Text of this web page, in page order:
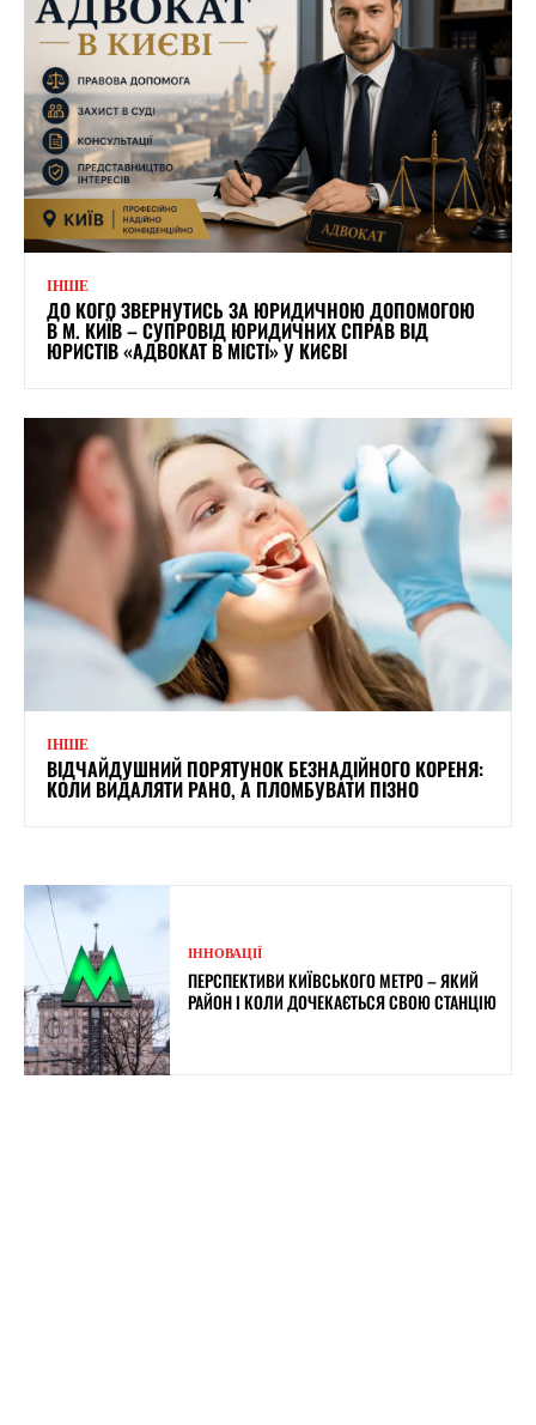
ІНШЕ
ДО КОГО ЗВЕРНУТИСЬ ЗА ЮРИДИЧНОЮ ДОПОМОГОЮ
В М. КИЇВ – СУПРОВІД ЮРИДИЧНИХ СПРАВ ВІД
ЮРИСТІВ «АДВОКАТ В МІСТІ» У КИЄВІ
ІНШЕ
ВІДЧАЙДУШНИЙ ПОРЯТУНОК БЕЗНАДІЙНОГО КОРЕНЯ:
КОЛИ ВИДАЛЯТИ РАНО, А ПЛОМБУВАТИ ПІЗНО
ІННОВАЦІЇ
ПЕРСПЕКТИВИ КИЇВСЬКОГО МЕТРО – ЯКИЙ
РАЙОН І КОЛИ ДОЧЕКАЄТЬСЯ СВОЮ СТАНЦІЮ